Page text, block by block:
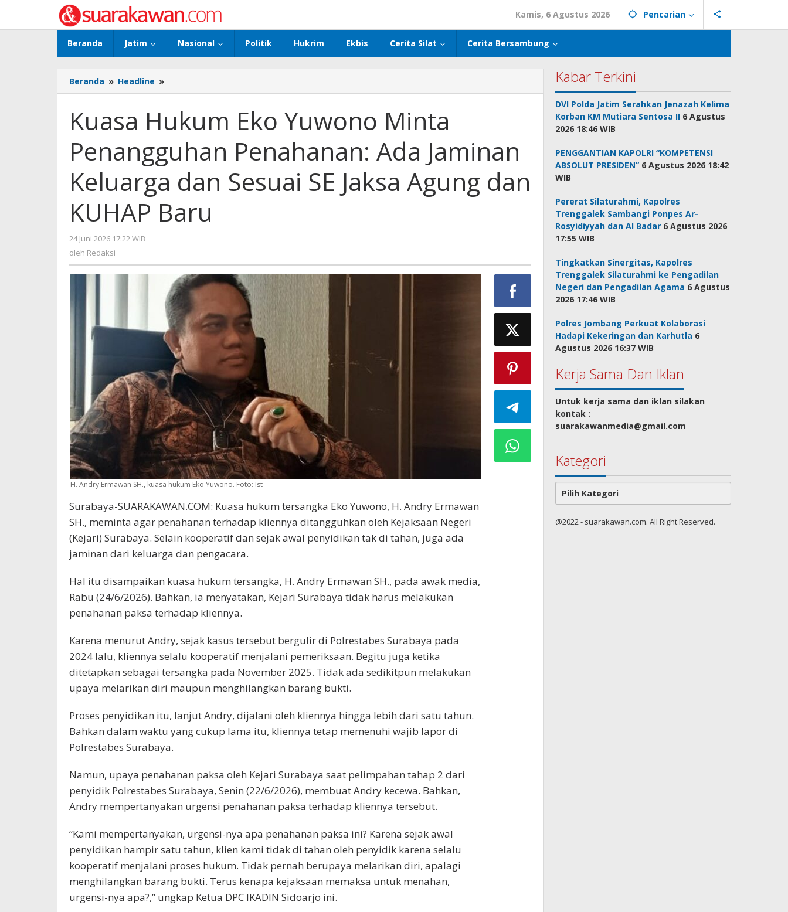
konten
Kamis, 6 Agustus 2026 Pencarian
Beranda Jatim Nasional Politik Hukrim Ekbis Cerita Silat Cerita Bersambung
Beranda » Headline »
Hukum
Yuwono
Minta
Penangguhan
Penahanan:
Ada
Jaminan
Keluarga
dan
Sesuai
dan
KUHAP
Baru
Kuasa Hukum Eko Yuwono Minta
Penangguhan Penahanan: Ada Jaminan
Keluarga dan Sesuai SE Jaksa Agung dan
KUHAP Baru
24 Juni 2026 17:22 WIB
oleh Redaksi
H. Andry Ermawan SH., kuasa hukum Eko Yuwono. Foto: Ist
Surabaya-SUARAKAWAN.COM: Kuasa hukum tersangka Eko Yuwono, H. Andry Ermawan
SH., meminta agar penahanan terhadap kliennya ditangguhkan oleh Kejaksaan Negeri
(Kejari) Surabaya. Selain kooperatif dan sejak awal penyidikan tak di tahan, juga ada
jaminan dari keluarga dan pengacara.
Hal itu disampaikan kuasa hukum tersangka, H. Andry Ermawan SH., pada awak media,
Rabu (24/6/2026). Bahkan, ia menyatakan, Kejari Surabaya tidak harus melakukan
penahanan paksa terhadap kliennya.
Karena menurut Andry, sejak kasus tersebut bergulir di Polrestabes Surabaya pada
2024 lalu, kliennya selalu kooperatif menjalani pemeriksaan. Begitu juga ketika
ditetapkan sebagai tersangka pada November 2025. Tidak ada sedikitpun melakukan
upaya melarikan diri maupun menghilangkan barang bukti.
Proses penyidikan itu, lanjut Andry, dijalani oleh kliennya hingga lebih dari satu tahun.
Bahkan dalam waktu yang cukup lama itu, kliennya tetap memenuhi wajib lapor di
Polrestabes Surabaya.
Namun, upaya penahanan paksa oleh Kejari Surabaya saat pelimpahan tahap 2 dari
penyidik Polrestabes Surabaya, Senin (22/6/2026), membuat Andry kecewa. Bahkan,
Andry mempertanyakan urgensi penahanan paksa terhadap kliennya tersebut.
“Kami mempertanyakan, urgensi-nya apa penahanan paksa ini? Karena sejak awal
penyidikan hampir satu tahun, klien kami tidak di tahan oleh penyidik karena selalu
kooperatif menjalani proses hukum. Tidak pernah berupaya melarikan diri, apalagi
menghilangkan barang bukti. Terus kenapa kejaksaan memaksa untuk menahan,
urgensi-nya apa?,” ungkap Ketua DPC IKADIN Sidoarjo ini.
Kabar Terkini
DVI Polda Jatim Serahkan Jenazah Kelima
Korban KM Mutiara Sentosa II 6 Agustus
2026 18:46 WIB
PENGGANTIAN KAPOLRI “KOMPETENSI
ABSOLUT PRESIDEN” 6 Agustus 2026 18:42
WIB
Pererat Silaturahmi, Kapolres
Trenggalek Sambangi Ponpes Ar-
Rosyidiyyah dan Al Badar 6 Agustus 2026
17:55 WIB
Tingkatkan Sinergitas, Kapolres
Trenggalek Silaturahmi ke Pengadilan
Negeri dan Pengadilan Agama 6 Agustus
2026 17:46 WIB
Polres Jombang Perkuat Kolaborasi
Hadapi Kekeringan dan Karhutla 6
Agustus 2026 16:37 WIB
Kerja Sama Dan Iklan
Untuk kerja sama dan iklan silakan
kontak :
suarakawanmedia@gmail.com
Kategori
Kategori
@2022 - suarakawan.com. All Right Reserved.